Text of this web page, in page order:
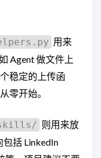
用来
Agent 做文件上
稳定的上传函
零开始。
skills/ 则用来放
括 LinkedIn